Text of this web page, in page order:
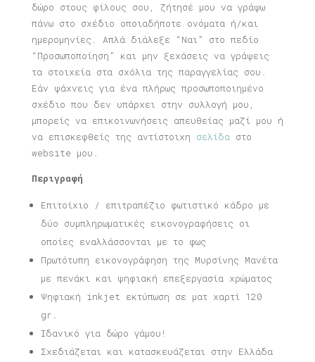
δώρο στους φίλους σου, ζήτησέ μου να γράψω
πάνω στο σχέδιο οποιαδήποτε ονόματα ή/και
ημερομηνίες. Απλά διάλεξε “Ναι” στο πεδίο
“Προσωποποίηση” και μην ξεχάσεις να γράψεις
τα στοιχεία στα σχόλια της παραγγελίας σου.
Εάν ψάχνεις για ένα πλήρως προσωποποιημένο
σχέδιο που δεν υπάρχει στην συλλογή μου,
μπορείς να επικοινωνήσεις απευθείας μαζί μου ή
να επισκεφθείς της αντίστοιχη σελίδαστο
website μου.
Περιγραφή
Επιτοίχιο / επιτραπέζιο φωτιστικό κάδρο με
δύο συμπληρωματικές εικονογραφήσεις οι
οποίες εναλλάσσονται με το φως
Πρωτότυπη εικονογράφηση της Μυρσίνης Μανέτα
με πενάκι και ψηφιακή επεξεργασία χρώματος
Ψηφιακή inkjet εκτύπωση σε ματ χαρτί 120
gr.
Ιδανικό για δώρο γάμου!
Σχεδιάζεται και κατασκευάζεται στην Ελλάδα